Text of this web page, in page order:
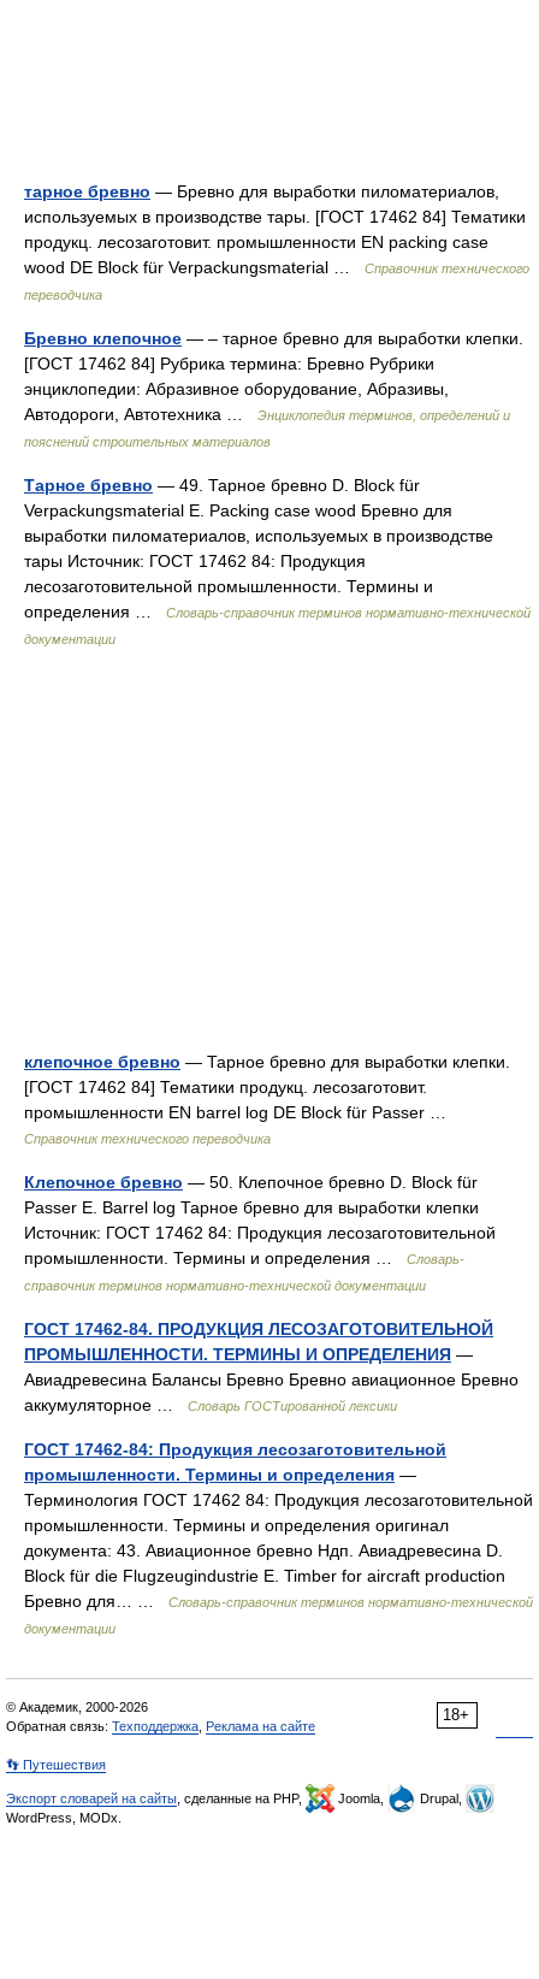
тарное бревно — Бревно для выработки пиломатериалов,
используемых в производстве тары. [ГОСТ 17462 84] Тематики
продукц. лесозаготовит. промышленности EN packing case
wood DE Block für Verpackungsmaterial …
Справочник технического
переводчика
Бревно клепочное — – тарное бревно для выработки клепки.
[ГОСТ 17462 84] Рубрика термина: Бревно Рубрики
энциклопедии: Абразивное оборудование, Абразивы,
Автодороги, Автотехника …
Энциклопедия терминов, определений и
пояснений строительных материалов
Тарное бревно — 49. Тарное бревно D. Block für
Verpackungsmaterial E. Packing case wood Бревно для
выработки пиломатериалов, используемых в производстве
тары Источник: ГОСТ 17462 84: Продукция
лесозаготовительной промышленности. Термины и
определения …
Словарь-справочник терминов нормативно-технической
документации
клепочное бревно — Тарное бревно для выработки клепки.
[ГОСТ 17462 84] Тематики продукц. лесозаготовит.
промышленности EN barrel log DE Block für Passer …
Справочник технического переводчика
Клепочное бревно — 50. Клепочное бревно D. Block für
Passer E. Barrel log Тарное бревно для выработки клепки
Источник: ГОСТ 17462 84: Продукция лесозаготовительной
промышленности. Термины и определения …
Словарь-
справочник терминов нормативно-технической документации
ГОСТ 17462-84. ПРОДУКЦИЯ ЛЕСОЗАГОТОВИТЕЛЬНОЙ
ПРОМЫШЛЕННОСТИ. ТЕРМИНЫ И ОПРЕДЕЛЕНИЯ —
Авиадревесина Балансы Бревно Бревно авиационное Бревно
аккумуляторное …
Словарь ГОСТированной лексики
ГОСТ 17462-84: Продукция лесозаготовительной
промышленности. Термины и определения —
Терминология ГОСТ 17462 84: Продукция лесозаготовительной
промышленности. Термины и определения оригинал
документа: 43. Авиационное бревно Ндп. Авиадревесина D.
Block für die Flugzeugindustrie E. Timber for aircraft production
Бревно для… …
Словарь-справочник терминов нормативно-технической
документации
18+
© Академик, 2000-2026
Обратная связь: Техподдержка Реклама на сайте
👣 Путешествия
Экспорт словарей на сайты , сделанные на PHP, Joomla,
Drupal,
WordPress, MODx.